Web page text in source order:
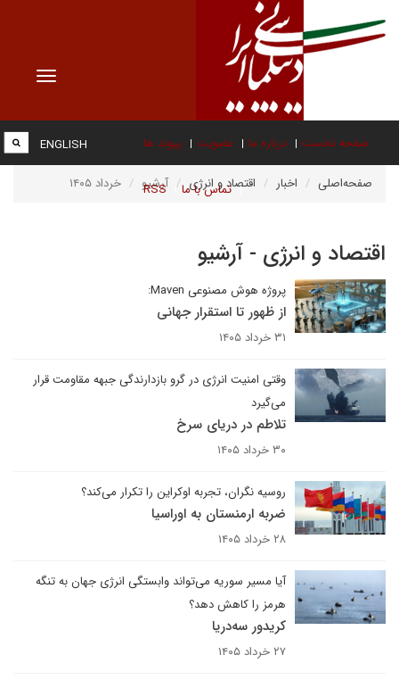
Toggle
صفحه نخست درباره ما عضویت پیوند ها
تماس با ما RSS
ENGLISH
صفحه‌اصلی اخبار اقتصاد و انرژی آرشیو خرداد ۱۴۰۵
اقتصاد و انرژی - آرشیو
پروژه هوش مصنوعی Maven:
از ظهور تا استقرار جهانی
۳۱ خرداد ۱۴۰۵
وقتی امنیت انرژی در گرو بازدارندگی جبهه مقاومت قرار
می‌گیرد
تلاطم در دریای سرخ
۳۰ خرداد ۱۴۰۵
روسیه نگران، تجربه اوکراین را تکرار می‌کند؟
ضربه ارمنستان به اوراسیا
۲۸ خرداد ۱۴۰۵
آیا مسیر سوریه می‌تواند وابستگی انرژی جهان به تنگه
هرمز را کاهش دهد؟
کریدور سه‌دریا
۲۷ خرداد ۱۴۰۵